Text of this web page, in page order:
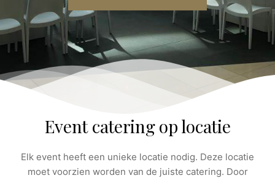
Event catering op locatie
Elk event heeft een unieke locatie nodig. Deze locatie
moet voorzien worden van de juiste catering. Door